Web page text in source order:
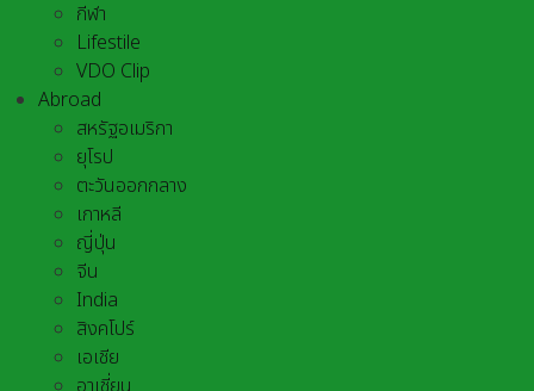
กีฬา
Lifestile
VDO Clip
Abroad
สหรัฐอเมริกา
ยุโรป
ตะวันออกกลาง
เกาหลี
ญี่ปุ่น
จีน
India
สิงคโปร์
เอเชีย